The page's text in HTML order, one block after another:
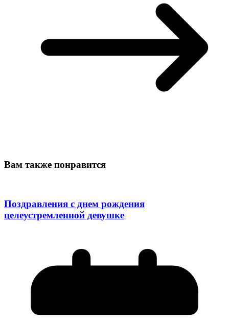
Вам также понравится
Поздравления с днем рождения
целеустремленной девушке